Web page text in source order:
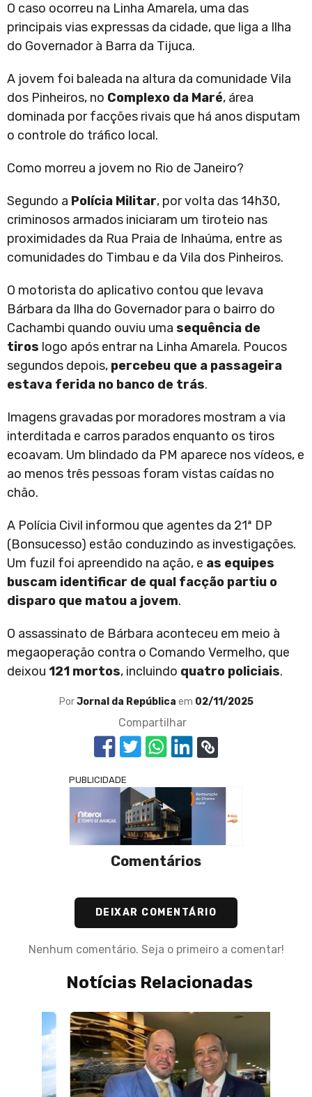
O caso ocorreu na Linha Amarela, uma das
principais vias expressas da cidade, que liga a Ilha
do Governador à Barra da Tijuca.
A jovem foi baleada na altura da comunidade Vila
dos Pinheiros, no Complexo da Maré, área
dominada por facções rivais que há anos disputam
o controle do tráfico local.
Como morreu a jovem no Rio de Janeiro?
Segundo a Polícia Militar, por volta das 14h30,
criminosos armados iniciaram um tiroteio nas
proximidades da Rua Praia de Inhaúma, entre as
comunidades do Timbau e da Vila dos Pinheiros.
O motorista do aplicativo contou que levava
Bárbara da Ilha do Governador para o bairro do
Cachambi quando ouviu uma sequência de
tiros logo após entrar na Linha Amarela. Poucos
segundos depois, percebeu que a passageira
estava ferida no banco de trás.
Imagens gravadas por moradores mostram a via
interditada e carros parados enquanto os tiros
ecoavam. Um blindado da PM aparece nos vídeos, e
ao menos três pessoas foram vistas caídas no
chão.
A Polícia Civil informou que agentes da 21ª DP
(Bonsucesso) estão conduzindo as investigações.
Um fuzil foi apreendido na ação, e as equipes
buscam identificar de qual facção partiu o
disparo que matou a jovem.
O assassinato de Bárbara aconteceu em meio à
megaoperação contra o Comando Vermelho, que
deixou 121 mortos, incluindo quatro policiais.
PorJornal da República em 02/11/2025
Compartilhar
PUBLICIDADE
Comentários
DEIXAR COMENTÁRIO
Nenhum comentário. Seja o primeiro a comentar!
Notícias Relacionadas